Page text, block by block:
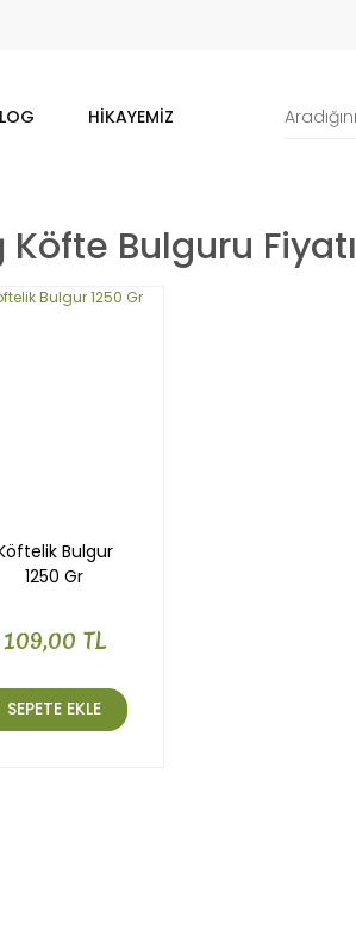
HIKAYEMIZ
Köfte Bulguru Fiyatı
Bulgur
1250 Gr
109,00 TL
SEPETE EKLE